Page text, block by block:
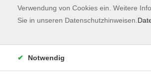
Verwendung von Cookies ein. Weitere
Sie in unseren Datenschutzhinweisen.
Notwendig